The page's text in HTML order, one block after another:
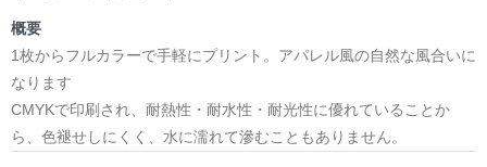
概要
1枚からフルカラーで手軽にプリント。アパレル風の自然な風合いに
なります
CMYKで印刷され、耐熱性・耐水性・耐光性に優れていることか
ら、色褪せしにくく、水に濡れて滲むこともありません。